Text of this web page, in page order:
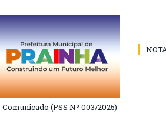
Comunicado (PSS Nº 003/2025)